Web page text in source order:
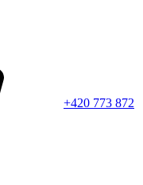
+420 773 872